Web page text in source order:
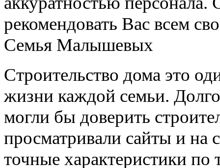
рекомендовать Вас всем
Семья Малышевых
Строительство дома это
жизни каждой семьи.
могли бы доверить
просматривали сайты и
точные характеристики по